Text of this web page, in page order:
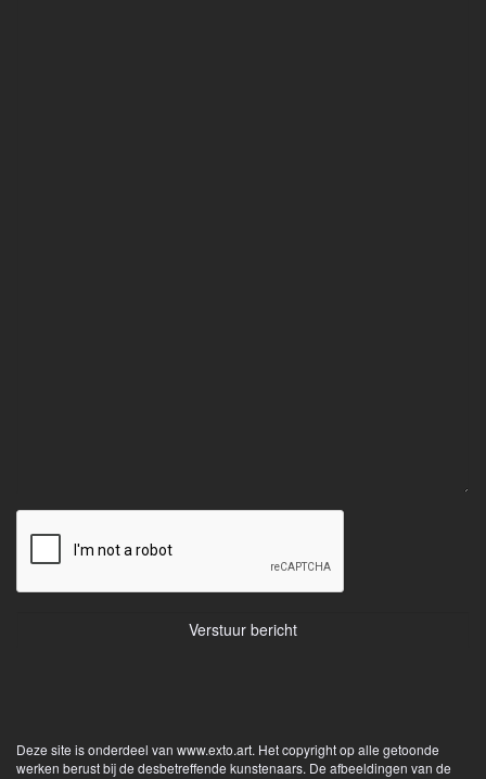
Deze site is onderdeel van www.exto.art. Het copyright op alle getoonde
werken berust bij de desbetreffende kunstenaars. De afbeeldingen van de